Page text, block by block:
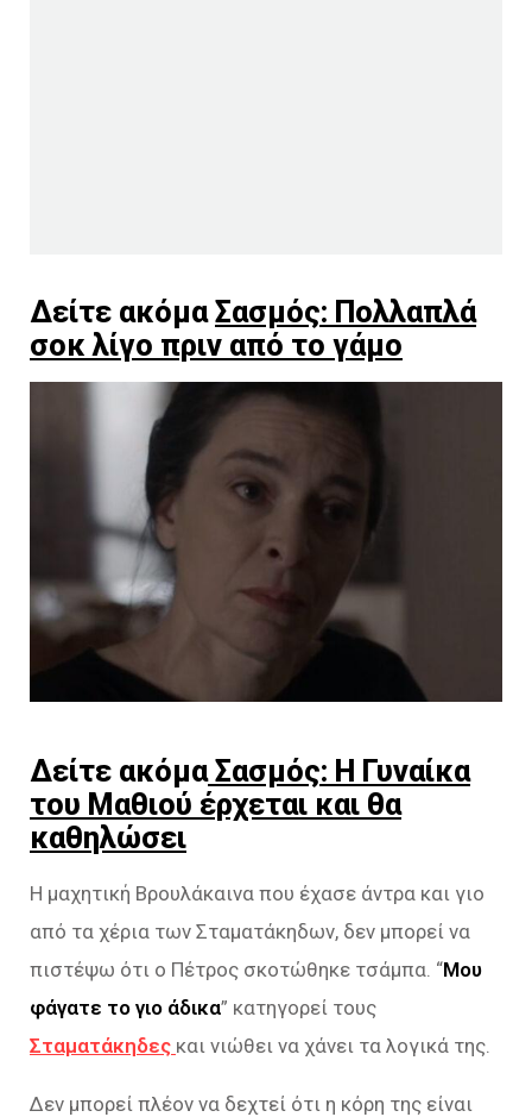
Δείτε ακόμαΣασμός: Πολλαπλά
σοκ λίγο πριν από το γάμο
Δείτε ακόμαΣασμός: Η Γυναίκα
του Μαθιού έρχεται και θα
καθηλώσει
Η μαχητική Βρουλάκαινα που έχασε άντρα και γιο
από τα χέρια των Σταματάκηδων, δεν μπορεί να
πιστέψω ότι ο Πέτρος σκοτώθηκε τσάμπα. “Μου
φάγατε το γιο άδικα” κατηγορεί τους
Σταματάκηδες και νιώθει να χάνει τα λογικά της.
Δεν μπορεί πλέον να δεχτεί ότι η κόρη της είναι